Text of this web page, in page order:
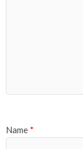
Name *